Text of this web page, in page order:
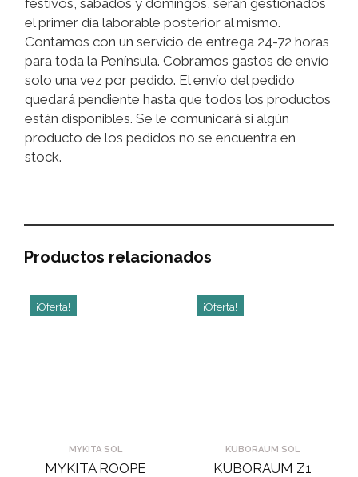
festivos, sábados y domingos, serán gestionados
el primer día laborable posterior al mismo.
Contamos con un servicio de entrega 24-72 horas
para toda la Península. Cobramos gastos de envío
solo una vez por pedido. El envío del pedido
quedará pendiente hasta que todos los productos
están disponibles. Se le comunicará si algún
producto de los pedidos no se encuentra en
stock.
Productos relacionados
MYKITA SOL
MYKITA ROOPE
¡Oferta!
KUBORAUM SOL
KUBORAUM Z1
¡Oferta!